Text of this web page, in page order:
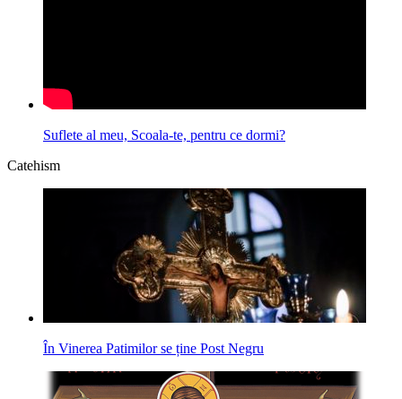
Suflete al meu, Scoala-te, pentru ce dormi?
Catehism
În Vinerea Patimilor se ține Post Negru